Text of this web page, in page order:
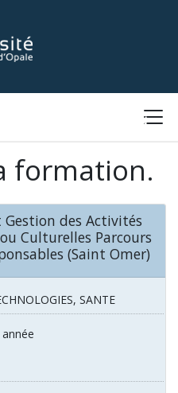
CONNEXION
formation.
des Activités
Culturelles Parcours
(Saint Omer)
SANTE